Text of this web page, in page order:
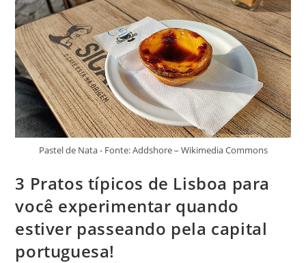
Pastel de Nata - Fonte: Addshore – Wikimedia Commons
3 Pratos típicos de Lisboa para
você experimentar quando
estiver passeando pela capital
portuguesa!